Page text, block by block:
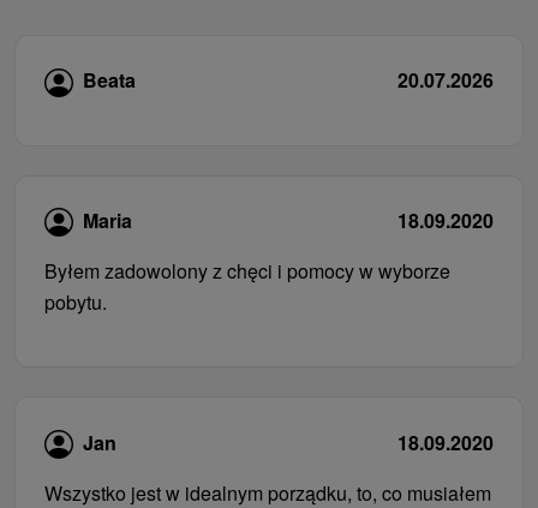
Beata 20.07.2026
Maria
18.09.2020
Byłem zadowolony z chęci i pomocy w wyborze
pobytu.
Jan
18.09.2020
Wszystko jest w idealnym porządku, to, co musiałem